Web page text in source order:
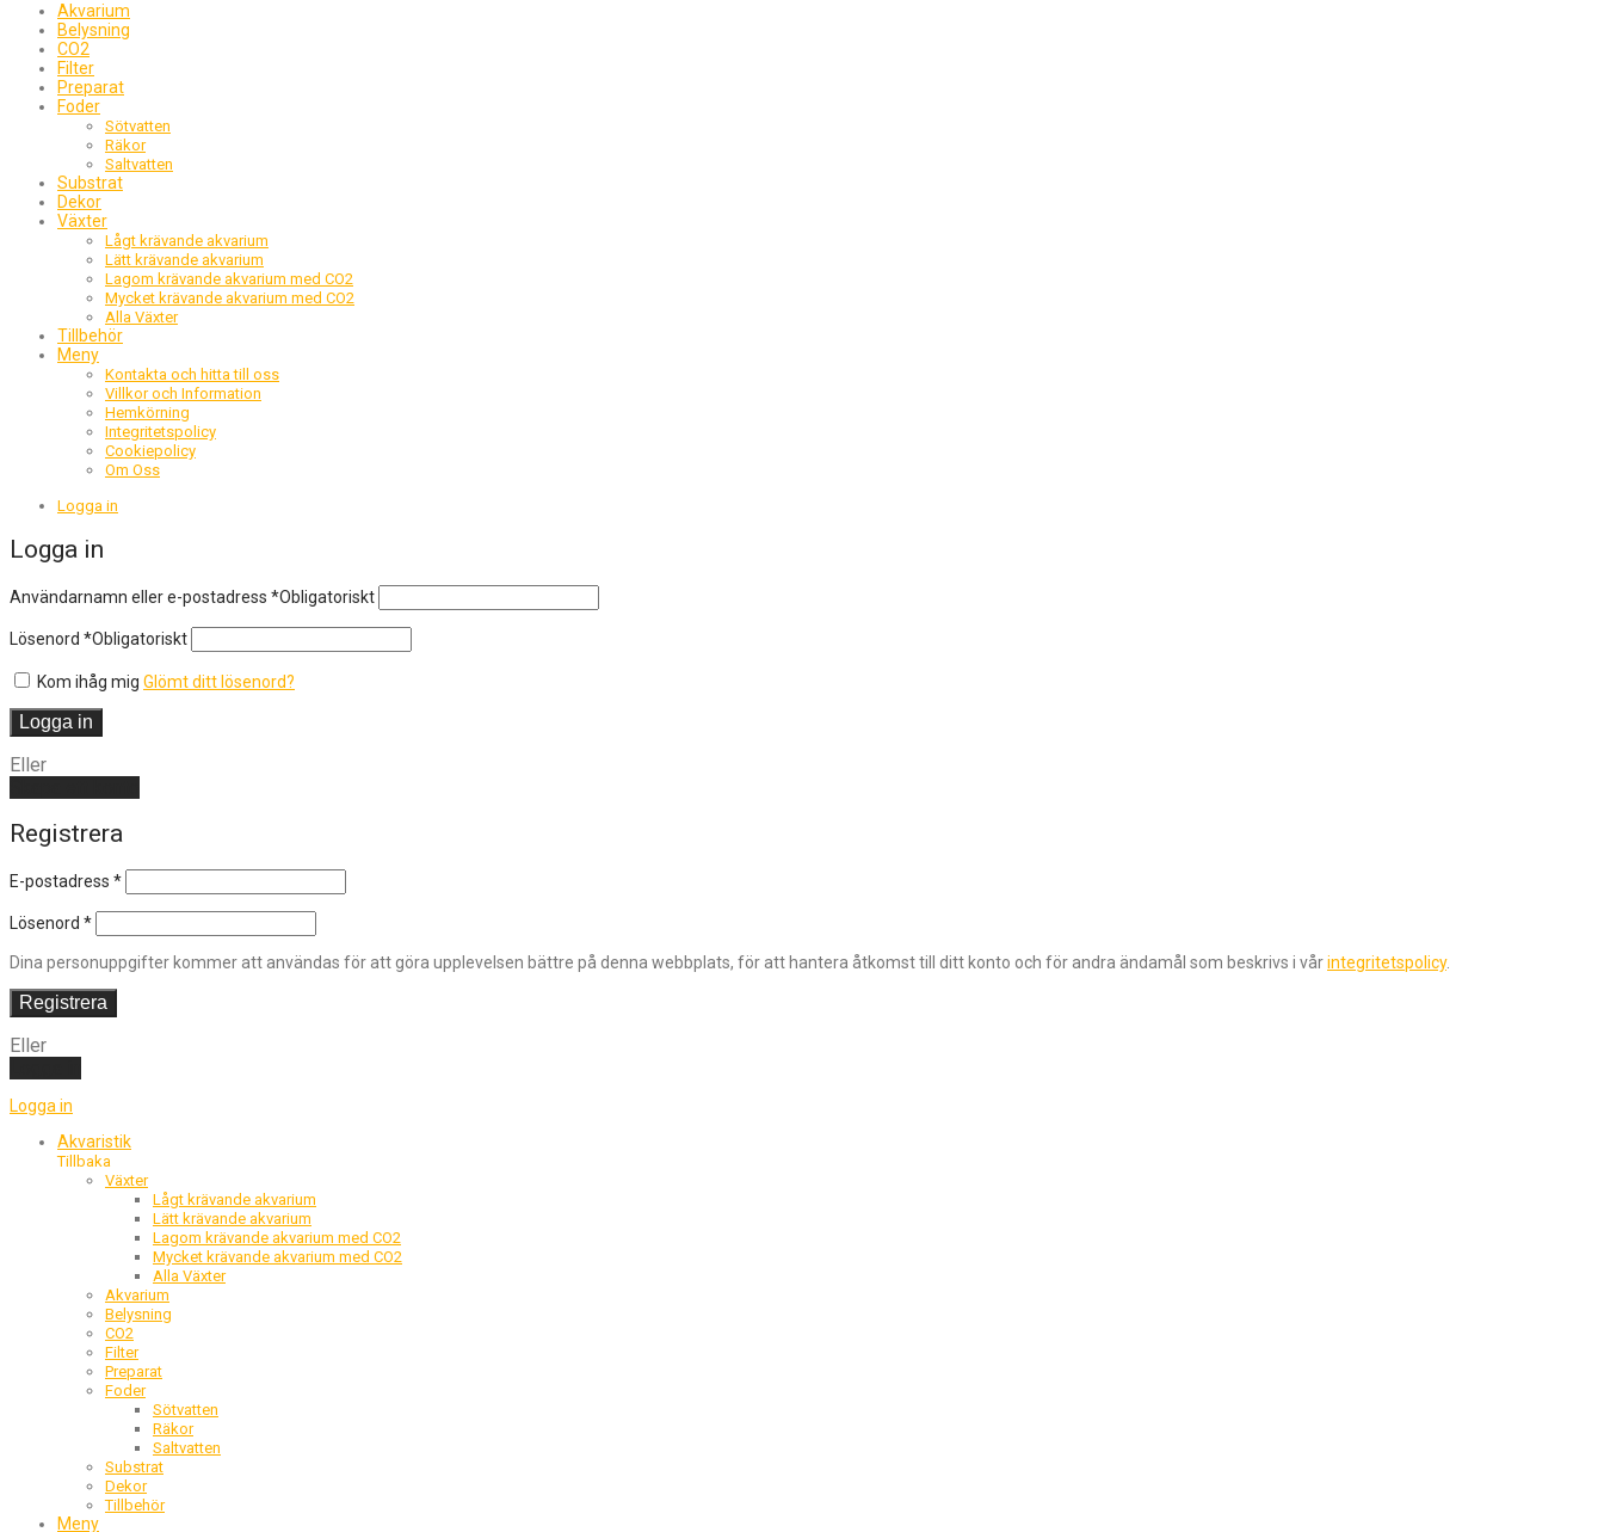
Akvarium
Belysning
CO2
Filter
Preparat
Foder
Sötvatten
Räkor
Saltvatten
Substrat
Dekor
Växter
Lågt krävande akvarium
Lätt krävande akvarium
Lagom krävande akvarium med CO2
Mycket krävande akvarium med CO2
Alla Växter
Tillbehör
Meny
Kontakta och hitta till oss
Villkor och Information
Hemkörning
Integritetspolicy
Cookiepolicy
Om Oss
Logga in
Logga in
Användarnamn eller e-postadress *Obligatoriskt
Lösenord *Obligatoriskt
Kom ihåg mig Glömt ditt lösenord?
Logga in
Eller
Registrera
E-postadress *
Lösenord *
Dina personuppgifter kommer att användas för att göra upplevelsen bättre på denna webbplats, för att hantera åtkomst till ditt konto och för andra ändamål som beskrivs i vårintegritetspolicy.
Registrera
Eller
Logga in
Akvaristik
Tillbaka
Växter
Lågt krävande akvarium
Lätt krävande akvarium
Lagom krävande akvarium med CO2
Mycket krävande akvarium med CO2
Alla Växter
Akvarium
Belysning
CO2
Filter
Preparat
Foder
Sötvatten
Räkor
Saltvatten
Substrat
Dekor
Tillbehör
Meny